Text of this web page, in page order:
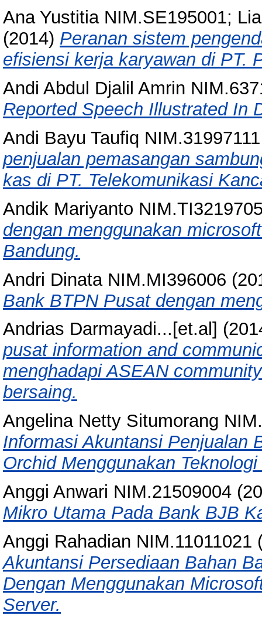
Ana Yustitia NIM.SE195001;
(2014) Peranan sistem
efisiensi kerja karyawan di PT.
Andi Abdul Djalil Amrin
Reported Speech Illustrated In
Andi Bayu Taufiq NIM.31997111
penjualan pemasangan
kas di PT. Telekomunikasi
Andik Mariyanto
dengan menggunakan
Bandung.
Andri Dinata NIM.MI396006
Bank BTPN Pusat dengan
Andrias Darmayadi...[et.al]
pusat information and
menghadapi ASEAN
bersaing.
Angelina Netty Situmorang
Informasi Akuntansi Penjualan
Orchid Menggunakan
Anggi Anwari NIM.21509004
Mikro Utama Pada Bank BJB
Anggi Rahadian NIM.11011021
Akuntansi Persediaan Bahan
Dengan Menggunakan
Server.